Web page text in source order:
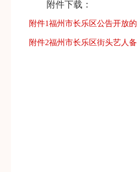
附件下载：
附件1福州市长乐区公告开放
附件2福州市长乐区街头艺人